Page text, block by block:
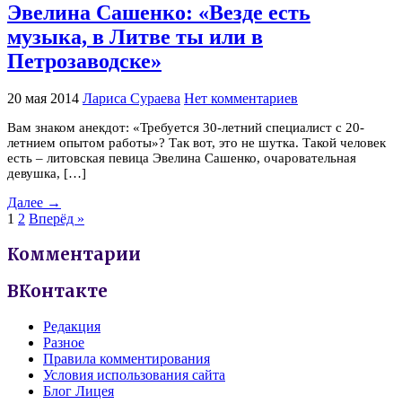
Эвелина Сашенко: «Везде есть
музыка, в Литве ты или в
Петрозаводске»
20 мая 2014 Лариса Сураева Нет комментариев
Вам знаком анекдот: «Требуется 30-летний специалист с 20-
летнием опытом работы»? Так вот, это не шутка. Такой человек
есть – литовская певица Эвелина Сашенко, очаровательная
девушка, […]
Далее →
1 2 Вперёд »
Комментарии
ВКонтакте
Редакция
Разное
Правила комментирования
Условия использования сайта
Блог Лицея